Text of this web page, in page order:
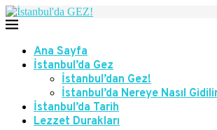
Ana Sayfa
İstanbul’da Gez
İstanbul’dan Gez!
İstanbul’da Nereye Nasıl
İstanbul’da Tarih
Lezzet Durakları